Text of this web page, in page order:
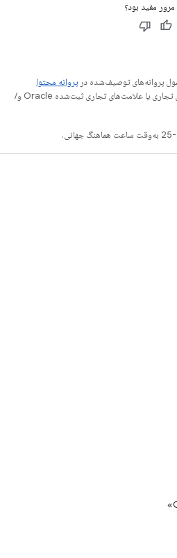
مرور مفید بود؟
پروانه‌های توصیف‌شده در پروانه محتوا
هستند. جاوا و OpenJDK علامت‌های تجاری یا علامت‌های تجاری ثبت‌شده Oracle و/